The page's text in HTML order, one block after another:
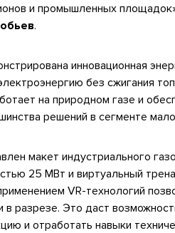
и промышленных
.
инновационная
без сжигания
на природном газе и
решений в сегменте
макет индустриального
25 МВт и виртуальный
VR-технологий
в разрезе. Это даст
и отработать навыки